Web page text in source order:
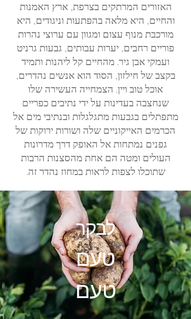
האזורים המרתקים בצרפת, ארץ האמנות
והחיים, היא מלאה בהפתעות וניגודים, היא
מורכבת מנוף עצום ומגוון עם ערוצי נהרות
פוריים רחבים, יערות עבותים, גבעות גרניט
ועמקי אבן גיר. מהחיים קל ליהנות ותמיד
בקצב של חילזון, הסוד הוא אנשים נהדרים,
אוכל טוב ויין. הצמחייה העשירה שלו
שנחצבה בעדינות על ידי נתיבים כפריים
מתפתלים בגבעות מתגלגלות ובנתיבי מים אל
הכרמים האייקוניים שלה ושורות ירוקות של
גפנים נמתחות אל האופק דרך מדרונות
העולים ומטה הם אחת מהסצנות הרבות
שתוכלו לצפות לראות במחוז נהדר זה.
לבקר
טעם
טעם